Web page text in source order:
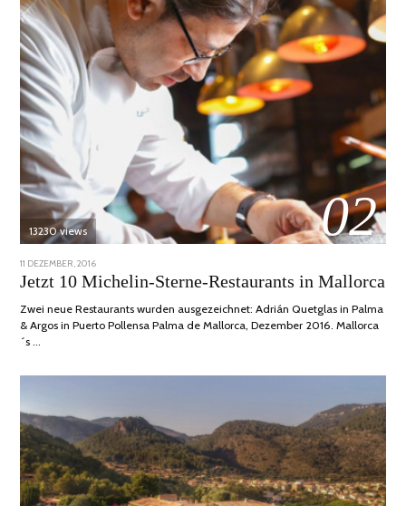
02
13230 views
POSTED
ON
11 DEZEMBER, 2016
JUNI,
2020
Jetzt 10 Michelin-Sterne-Restaurants in Mallorca
Zwei neue Restaurants wurden ausgezeichnet: Adrián Quetglas in Palma
& Argos in Puerto Pollensa Palma de Mallorca, Dezember 2016. Mallorca
´s …